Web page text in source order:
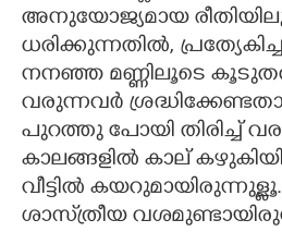
അനുയോജ്യമായ
ധരിക്കുന്നതിൽ,
നനഞ്ഞ മണ്ണിലൂടെ
വരുന്നവർ
പുറത്തു പോയി തിരിച്ച്
കാലങ്ങളിൽ കാല്
വീട്ടിൽ
ശാസ്‌ത്രീയ